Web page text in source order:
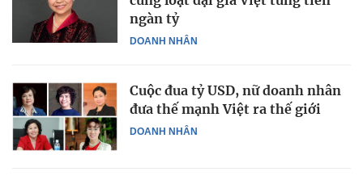
DOANH NHÂN
ngàn tỷ
DOANH NHÂN
Cuộc đua tỷ USD, nữ doanh nhân
đưa thế mạnh Việt ra thế giới